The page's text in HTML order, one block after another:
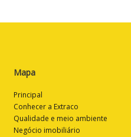
Mapa
Principal
Conhecer a Extraco
Qualidade e meio ambiente
Negócio imobiliário